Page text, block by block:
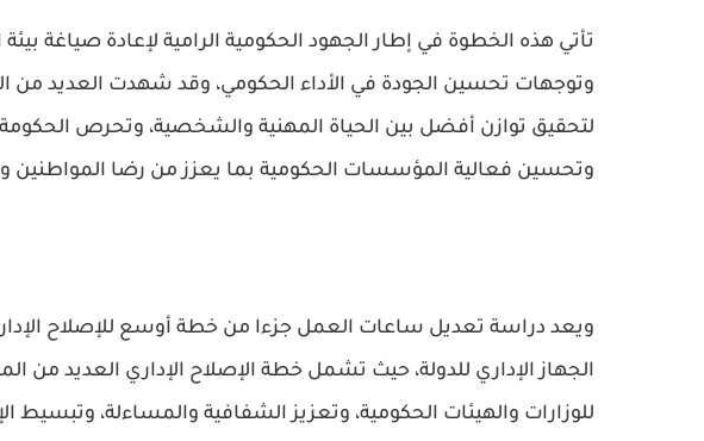
تأتي هذه الخطوة في إطار الجهود الحكومية الرامية لإعادة صياغة
وتوجهات تحسين الجودة في الأداء الحكومي، وقد شهدت العديد من
لتحقيق توازن أفضل بين الحياة المهنية والشخصية، وتحرص
وتحسين فعالية المؤسسات الحكومية بما يعزز من رضا المواطنين
ويعد دراسة تعديل ساعات العمل جزءا من خطة أوسع للإصلاح
الجهاز الإداري للدولة، حيث تشمل خطة الإصلاح الإداري العديد من
للوزارات والهيئات الحكومية، وتعزيز الشفافية والمساءلة، وتبسيط